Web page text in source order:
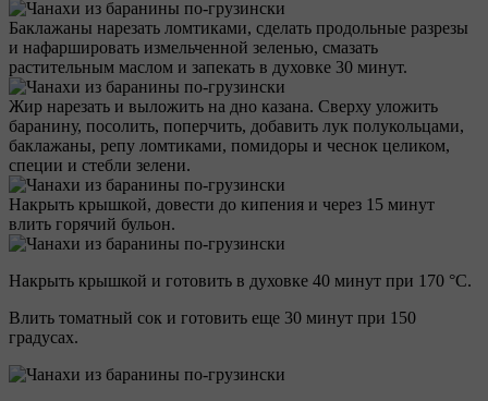
Баклажаны нарезать ломтиками, сделать продольные разрезы
и нафаршировать измельченной зеленью, смазать
растительным маслом и запекать в духовке 30 минут.
Жир нарезать и выложить на дно казана. Сверху уложить
баранину, посолить, поперчить, добавить лук полукольцами,
баклажаны, репу ломтиками, помидоры и чеснок целиком,
специи и стебли зелени.
Накрыть крышкой, довести до кипения и через 15 минут
влить горячий бульон.
Накрыть крышкой и готовить в духовке 40 минут при 170 °С.
Влить томатный сок и готовить еще 30 минут при 150
градусах.